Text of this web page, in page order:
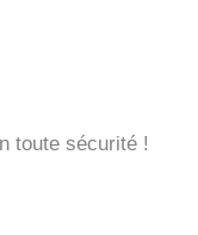
toute sécurité !